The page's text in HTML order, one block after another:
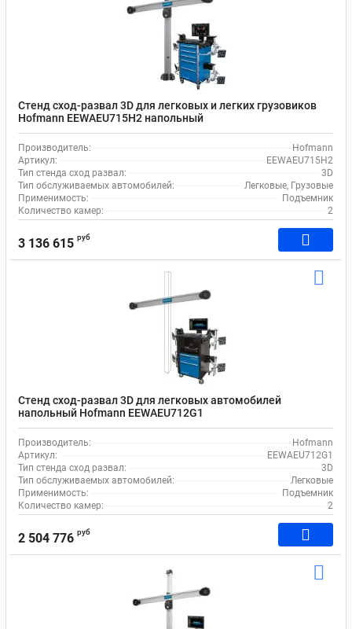
Стенд сход-развал 3D для легковых и легких грузовиков
Hofmann EEWAEU715H2 напольный
Производитель:
Hofmann
Артикул:
EEWAEU715H2
Тип стенда сход развал:
3D
Тип обслуживаемых автомобилей:
Легковые, Грузовые
Применимость:
Подъемник
Количество камер:
2
3 136 615 руб
Стенд сход-развал 3D для легковых автомобилей
напольный Hofmann EEWAEU712G1
Производитель:
Hofmann
Артикул:
EEWAEU712G1
Тип стенда сход развал:
3D
Тип обслуживаемых автомобилей:
Легковые
Применимость:
Подъемник
Количество камер:
2
2 504 776 руб